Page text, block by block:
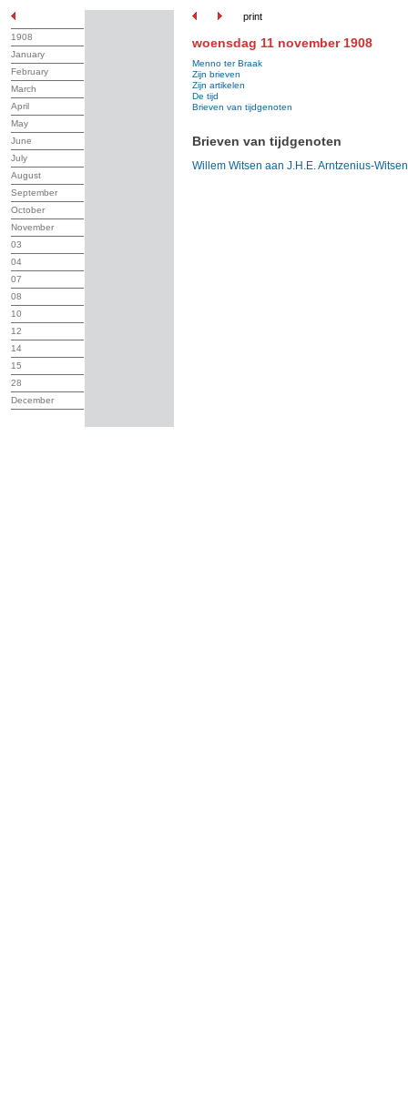
print
1908
January
February
March
April
May
June
July
August
September
October
November
03
04
07
08
10
12
14
15
28
December
woensdag 11 november 1908
Menno ter Braak
Zijn brieven
Zijn artikelen
De tijd
Brieven van tijdgenoten
Brieven van tijdgenoten
Willem Witsen aan J.H.E. Arntzenius-Witsen